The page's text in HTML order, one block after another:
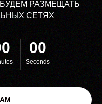
РАЗМЕЩАТЬ
СЕТЯХ
00
Seconds